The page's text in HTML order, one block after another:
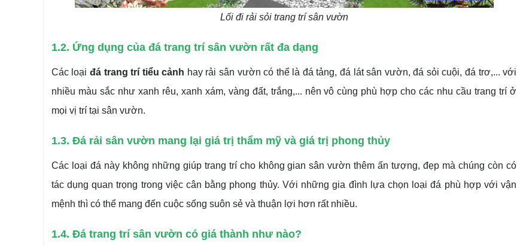
Lối đi rải sỏi trang trí sân vườn
1.2. Ứng dụng của đá trang trí sân vườn rất đa dạng
Các loại đá trang trí tiểu cảnh hay rải sân vườn có thể là đá tảng, đá lát sân vườn, đá sỏi cuội, đá trơ,... với
nhiều màu sắc như xanh rêu, xanh xám, vàng đất, trắng,... nên vô cùng phù hợp cho các nhu cầu trang trí ở
mọi vị trí tại sân vườn.
1.3. Đá rải sân vườn mang lại giá trị thẩm mỹ và giá trị phong thủy
Các loại đá này không những giúp trang trí cho không gian sân vườn thêm ấn tượng, đẹp mà chúng còn có
tác dụng quan trọng trong việc cân bằng phong thủy. Với những gia đình lựa chọn loại đá phù hợp với vận
mệnh thì có thể mang đến cuộc sống suôn sẻ và thuận lợi hơn rất nhiều.
1.4. Đá trang trí sân vườn có giá thành như nào?